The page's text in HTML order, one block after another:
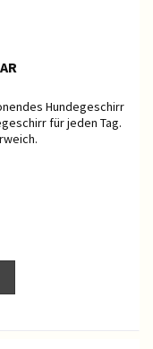
Hundegeschirr
für jeden Tag.